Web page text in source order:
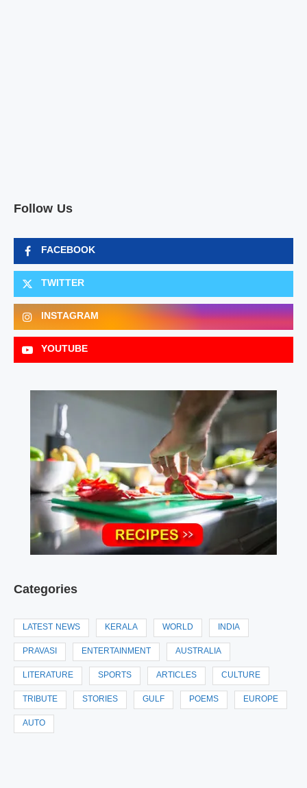
Follow Us
FACEBOOK
TWITTER
INSTAGRAM
YOUTUBE
Categories
LATEST NEWS KERALA WORLD INDIA
PRAVASI ENTERTAINMENT AUSTRALIA
LITERATURE SPORTS ARTICLES CULTURE
TRIBUTE STORIES GULF POEMS EUROPE
AUTO